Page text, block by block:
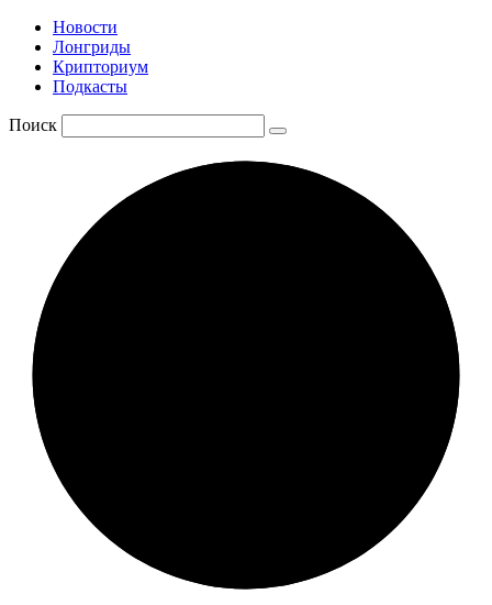
Новости
Лонгриды
Крипториум
Подкасты
Поиск